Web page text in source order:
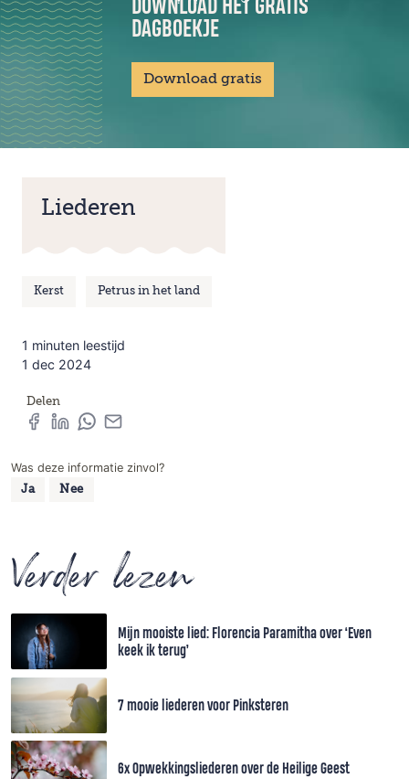
DAGBOEKJE
Download gratis
Liederen
Kerst Petrus in het land
1 minuten leestijd
1 dec 2024
Delen
Was deze informatie zinvol?
Ja Nee
Verder lezen
Mijn mooiste lied: Florencia Paramitha over ‘Even
keek ik terug’
7 mooie liederen voor Pinksteren
6x Opwekkingsliederen over de Heilige Geest